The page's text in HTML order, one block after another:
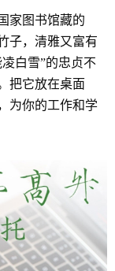
家图书馆藏的
子，清雅又富有
白雪”的忠贞不
把它放在桌面
为你的工作和学